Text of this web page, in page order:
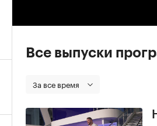
Все выпуски
За все время